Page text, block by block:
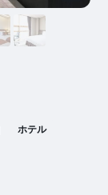
ホテル